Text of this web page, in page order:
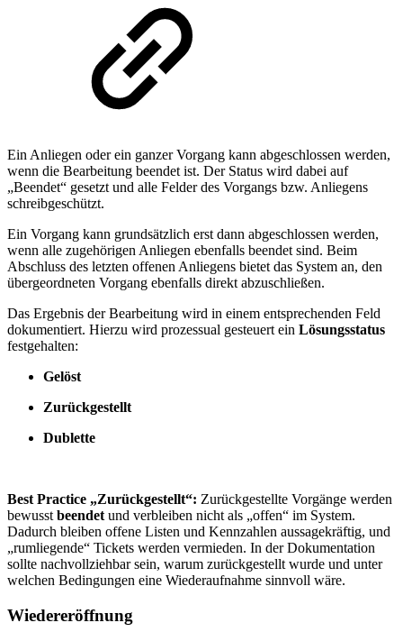
Ein Anliegen oder ein ganzer Vorgang kann abgeschlossen werden,
wenn die Bearbeitung beendet ist. Der Status wird dabei auf
„Beendet“ gesetzt und alle Felder des Vorgangs bzw. Anliegens
schreibgeschützt.
Ein Vorgang kann grundsätzlich erst dann abgeschlossen werden,
wenn alle zugehörigen Anliegen ebenfalls beendet sind. Beim
Abschluss des letzten offenen Anliegens bietet das System an, den
übergeordneten Vorgang ebenfalls direkt abzuschließen.
Das Ergebnis der Bearbeitung wird in einem entsprechenden Feld
dokumentiert. Hierzu wird prozessual gesteuert ein Lösungsstatus
festgehalten:
Gelöst
Zurückgestellt
Dublette
Best Practice „Zurückgestellt“: Zurückgestellte Vorgänge werden
bewusstbeendetund verbleiben nicht als „offen“ im System.
Dadurch bleiben offene Listen und Kennzahlen aussagekräftig, und
„rumliegende“ Tickets werden vermieden. In der Dokumentation
sollte nachvollziehbar sein, warum zurückgestellt wurde und unter
welchen Bedingungen eine Wiederaufnahme sinnvoll wäre.
Wiedereröffnung